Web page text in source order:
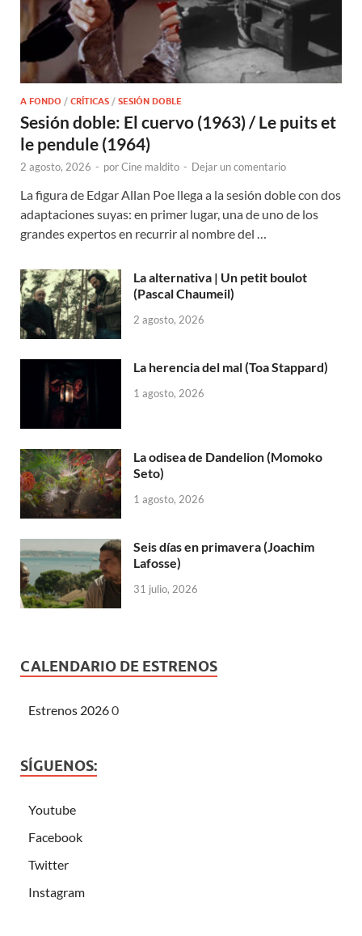
A FONDO / CRÍTICAS / SESIÓN DOBLE
Sesión doble: El cuervo (1963) / Le puits et
le pendule (1964)
2 agosto, 2026 - porCine maldito - Dejar un comentario
La figura de Edgar Allan Poe llega a la sesión doble con dos
adaptaciones suyas: en primer lugar, una de uno de los
grandes expertos en recurrir al nombre del …
La alternativa | Un petit boulot
(Pascal Chaumeil)
2 agosto, 2026
La herencia del mal (Toa Stappard)
1 agosto, 2026
La odisea de Dandelion (Momoko
Seto)
1 agosto, 2026
Seis días en primavera (Joachim
Lafosse)
31 julio, 2026
CALENDARIO DE ESTRENOS
Estrenos 20260
SÍGUENOS:
Youtube
Facebook
Twitter
Instagram